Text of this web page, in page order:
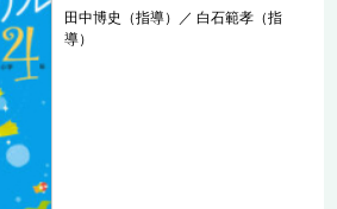
田中博史（指導） ／白石範孝（指
導）